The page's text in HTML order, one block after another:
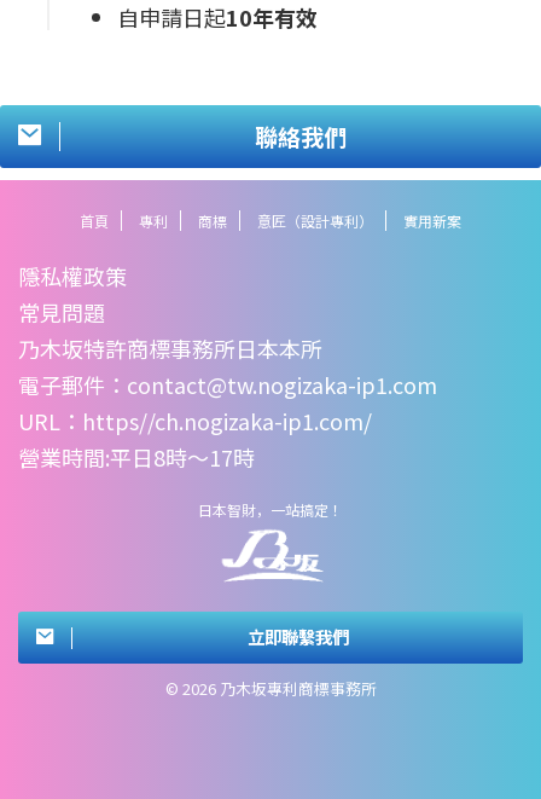
自申請日起10年有效
聯絡我們
首頁 專利 商標 意匠（設計專利） 實用新案
隱私權政策
常見問題
乃木坂特許商標事務所日本本所
電子郵件：contact@tw.nogizaka-ip1.com
URL： https//ch.nogizaka-ip1.com/
營業時間:平日8時〜17時
日本智財，一站搞定！
立即聯繫我們
© 2026 乃木坂專利商標事務所